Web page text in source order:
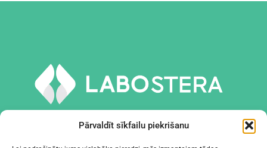
Pārvaldīt sīkfailu piekrišanu